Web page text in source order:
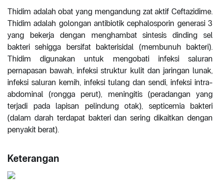
Thidim adalah obat yang mengandung zat aktif Ceftazidime.
Thidim adalah golongan antibiotik cephalosporin generasi 3
yang bekerja dengan menghambat sintesis dinding sel
bakteri sehigga bersifat bakterisidal (membunuh bakteri).
Thidim digunakan untuk mengobati infeksi saluran
pernapasan bawah, infeksi struktur kulit dan jaringan lunak,
infeksi saluran kemih, infeksi tulang dan sendi, infeksi intra-
abdominal (rongga perut), meningitis (peradangan yang
terjadi pada lapisan pelindung otak), septicemia bakteri
(dalam darah terdapat bakteri dan sering dikaitkan dengan
penyakit berat).
Keterangan